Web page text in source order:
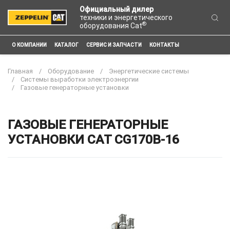
Официальный дилер
техники и энергетического
оборудования Cat®
О КОМПАНИИ КАТАЛОГ СЕРВИС И ЗАПЧАСТИ КОНТАКТЫ
Главная Оборудование
Энергетические системы
Системы выработки электроэнергии
Газовые генераторные установки
ГАЗОВЫЕ ГЕНЕРАТОРНЫЕ
УСТАНОВКИ CAT CG170B-16